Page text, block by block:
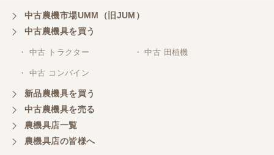
中古農機市場UMM（旧JUM）
中古農機具を買う
・ 中古 トラクター ・ 中古 田植機
・ 中古 コンバイン
新品農機具を買う
中古農機具を売る
農機具店一覧
農機具店の皆様へ